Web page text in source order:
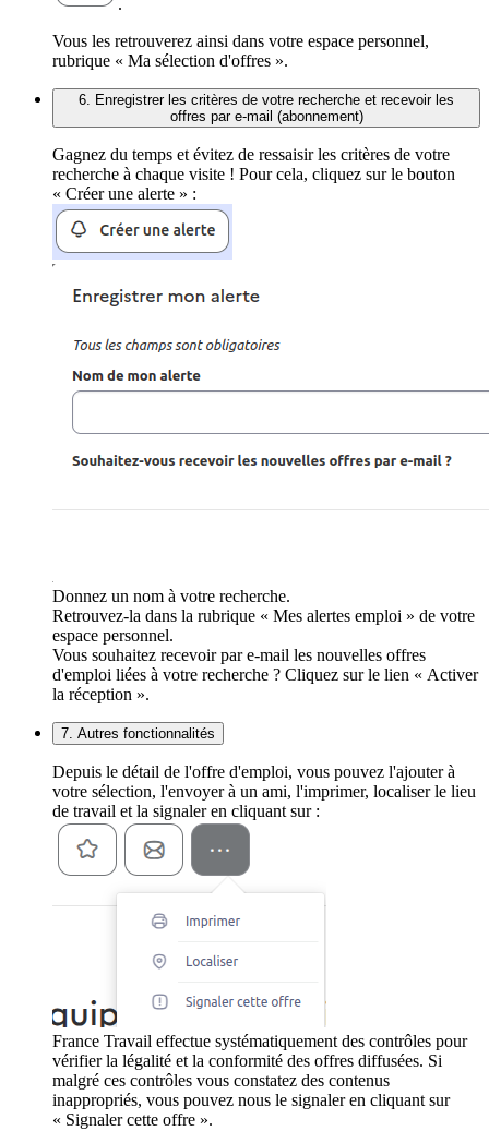
.
Vous les retrouverez ainsi dans votre espace personnel,
rubrique « Ma sélection d'offres ».
6. Enregistrer les critères de votre recherche et recevoir les
offres par e-mail (abonnement)
Gagnez du temps et évitez de ressaisir les critères de votre
recherche à chaque visite ! Pour cela, cliquez sur le bouton
« Créer une alerte » :
Donnez un nom à votre recherche.
Retrouvez-la dans la rubrique « Mes alertes emploi » de votre
espace personnel.
Vous souhaitez recevoir par e-mail les nouvelles offres
d'emploi liées à votre recherche ? Cliquez sur le lien « Activer
la réception ».
7. Autres fonctionnalités
Depuis le détail de l'offre d'emploi, vous pouvez l'ajouter à
votre sélection, l'envoyer à un ami, l'imprimer, localiser le lieu
de travail et la signaler en cliquant sur :
France Travail effectue systématiquement des contrôles pour
vérifier la légalité et la conformité des offres diffusées. Si
malgré ces contrôles vous constatez des contenus
inappropriés, vous pouvez nous le signaler en cliquant sur
« Signaler cette offre ».